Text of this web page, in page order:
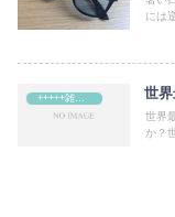
には
世
世界
か？